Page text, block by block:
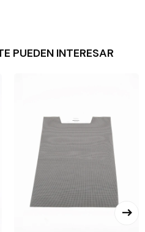
PUEDEN INTERESAR